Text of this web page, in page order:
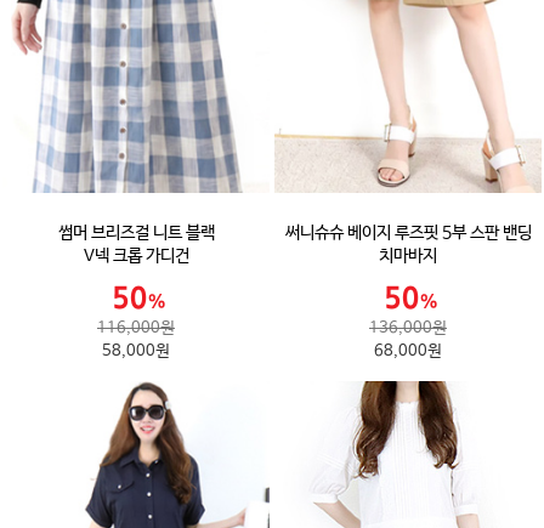
썸머 브리즈걸 니트 블랙
V넥 크롭 가디건
116,000원
58,000원
써니슈슈 베이지 루즈핏 5부 스판 밴딩
치마바지
136,000원
68,000원